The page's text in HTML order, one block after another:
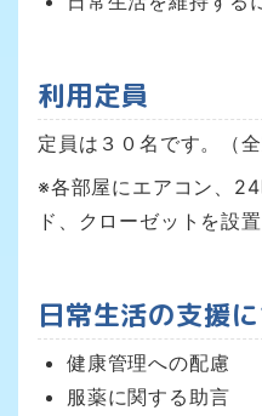
利用定員
定員は３０名です。（全
※各部屋にエアコン、
ド、クローゼットを設置
日常生活の支援
健康管理への配慮
服薬に関する助言